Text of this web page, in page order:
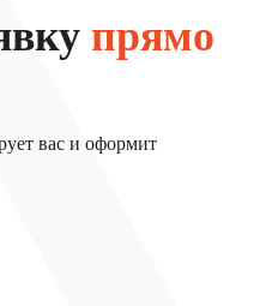
прямо
вас и оформит